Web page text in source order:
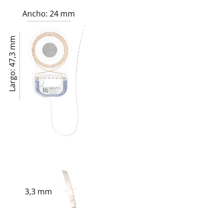
Ancho: 24 mm
Largo: 47,3 mm
3,3 mm